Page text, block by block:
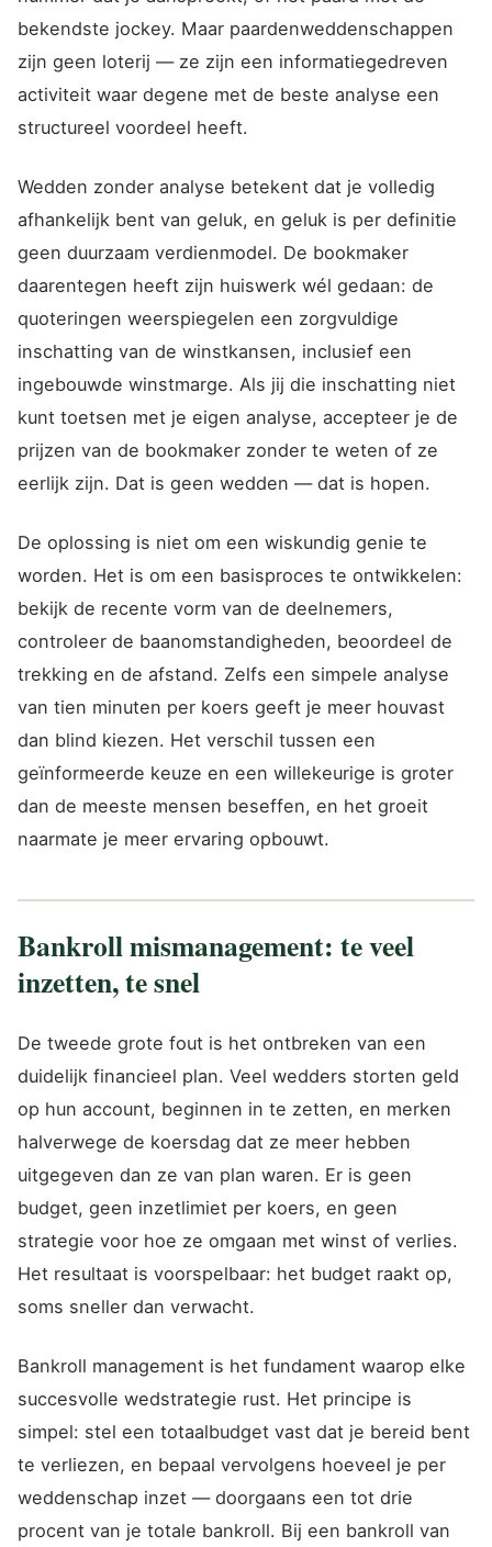
bekendste jockey. Maar paardenweddenschappen
zijn geen loterij — ze zijn een informatiegedreven
activiteit waar degene met de beste analyse een
structureel voordeel heeft.
Wedden zonder analyse betekent dat je volledig
afhankelijk bent van geluk, en geluk is per definitie
geen duurzaam verdienmodel. De bookmaker
daarentegen heeft zijn huiswerk wél gedaan: de
quoteringen weerspiegelen een zorgvuldige
inschatting van de winstkansen, inclusief een
ingebouwde winstmarge. Als jij die inschatting niet
kunt toetsen met je eigen analyse, accepteer je de
prijzen van de bookmaker zonder te weten of ze
eerlijk zijn. Dat is geen wedden — dat is hopen.
De oplossing is niet om een wiskundig genie te
worden. Het is om een basisproces te ontwikkelen:
bekijk de recente vorm van de deelnemers,
controleer de baanomstandigheden, beoordeel de
trekking en de afstand. Zelfs een simpele analyse
van tien minuten per koers geeft je meer houvast
dan blind kiezen. Het verschil tussen een
geïnformeerde keuze en een willekeurige is groter
dan de meeste mensen beseffen, en het groeit
naarmate je meer ervaring opbouwt.
Bankroll mismanagement: te veel
inzetten, te snel
De tweede grote fout is het ontbreken van een
duidelijk financieel plan. Veel wedders storten geld
op hun account, beginnen in te zetten, en merken
halverwege de koersdag dat ze meer hebben
uitgegeven dan ze van plan waren. Er is geen
budget, geen inzetlimiet per koers, en geen
strategie voor hoe ze omgaan met winst of verlies.
Het resultaat is voorspelbaar: het budget raakt op,
soms sneller dan verwacht.
Bankroll management is het fundament waarop elke
succesvolle wedstrategie rust. Het principe is
simpel: stel een totaalbudget vast dat je bereid bent
te verliezen, en bepaal vervolgens hoeveel je per
weddenschap inzet — doorgaans een tot drie
procent van je totale bankroll. Bij een bankroll van